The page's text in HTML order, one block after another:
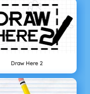
Draw Here 2